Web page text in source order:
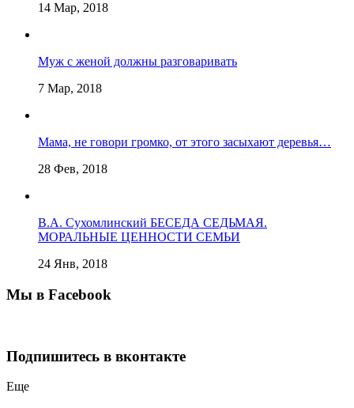
14 Мар, 2018
Муж с женой должны разговаривать
7 Мар, 2018
Мама, не говори громко, от этого засыхают деревья…
28 Фев, 2018
В.А. Сухомлинский БЕСЕДА СЕДЬМАЯ.
МОРАЛЬНЫЕ ЦЕННОСТИ СЕМЬИ
24 Янв, 2018
Мы в Facebook
Подпишитесь в вконтакте
Еще